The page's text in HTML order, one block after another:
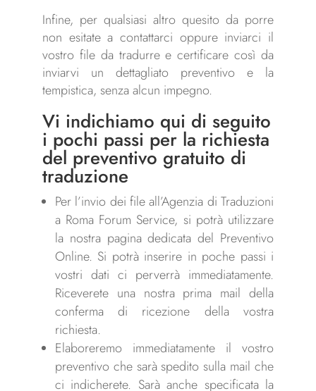
Infine, per qualsiasi altro quesito da porre
non esitate a contattarci oppure inviarci il
vostro file da tradurre e certificare così da
inviarvi un dettagliato preventivo e la
tempistica, senza alcun impegno.
Vi indichiamo qui di seguito
i pochi passi per la richiesta
del preventivo gratuito di
traduzione
Per l’invio dei file all’Agenzia di Traduzioni
a Roma Forum Service, si potrà utilizzare
la nostra pagina dedicata del Preventivo
Online. Si potrà inserire in poche passi i
vostri dati ci perverrà immediatamente.
Riceverete una nostra prima mail della
conferma di ricezione della vostra
richiesta.
Elaboreremo immediatamente il vostro
preventivo che sarà spedito sulla mail che
ci indicherete. Sarà anche specificata la